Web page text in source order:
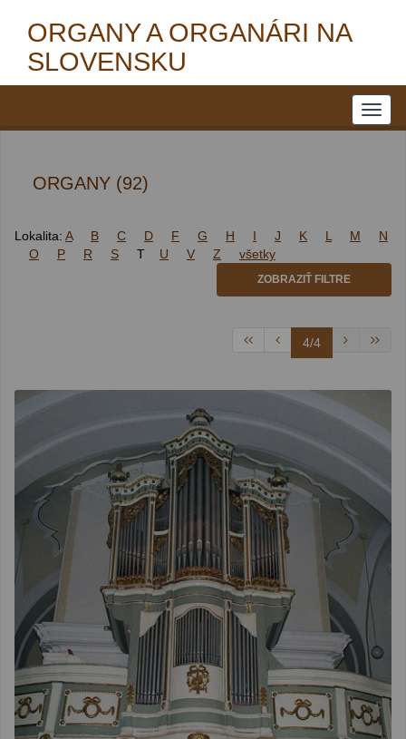
ORGANY A ORGANÁRI NA
SLOVENSKU
ORGANY (92)
Lokalita: A B C D F G H I J K L M
N
O
P R S T U V Z všetky
ZOBRAZIŤ FILTRE
4/4